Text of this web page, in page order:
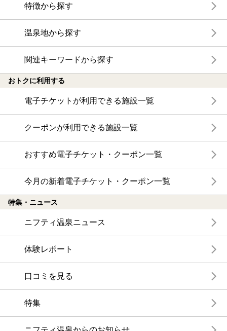
特徴から探す
温泉地から探す
関連キーワードから探す
おトクに利用する
電子チケットが利用できる施設一覧
クーポンが利用できる施設一覧
おすすめ電子チケット・クーポン一覧
今月の新着電子チケット・クーポン一覧
特集・ニュース
ニフティ温泉ニュース
体験レポート
口コミを見る
特集